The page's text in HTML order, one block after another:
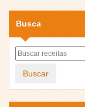
Busca
Buscar